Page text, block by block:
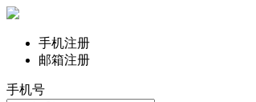
手机注册
邮箱注册
手机号